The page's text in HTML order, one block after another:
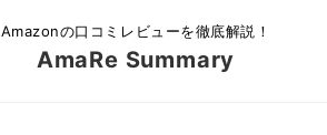
Amazonの口コミレビューを徹底解説！
AmaRe Summary